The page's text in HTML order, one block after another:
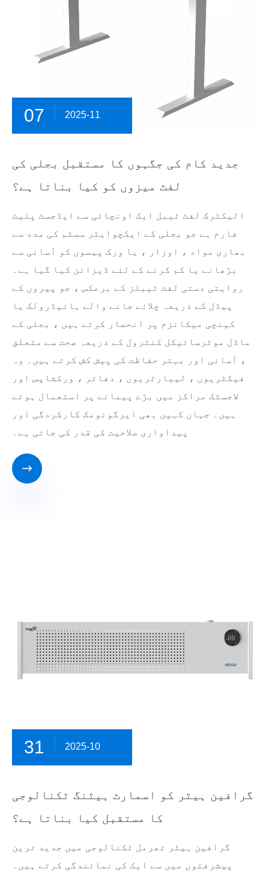
07 2025-11
جدید کام کی جگہوں کا مستقبل بجلی کی
لفٹ میزوں کو کیا بناتا ہے؟
الیکٹرک لفٹ ٹیبل ایک اونچائی سے ایڈجسٹ پلیٹ
فارم ہے جو بجلی کے ایکچوایٹر سسٹم کی مدد سے
بھاری مواد ، اوزار ، یا ورک پیسوں کو آسانی سے
بڑھانے یا کم کرنے کے لئے ڈیزائن کیا گیا ہے۔
روایتی دستی لفٹ ٹیبلز کے برعکس ، جو پیروں کے
پیڈل کے ذریعہ چلائے جانے والے ہائیڈرولک یا
کینچی میکانزم پر انحصار کرتے ہیں ، بجلی کے
ماڈل موٹرسائیکل کنٹرول کے ذریعہ صحت سے متعلق
، آسانی اور بہتر حفاظت کی پیش کش کرتے ہیں۔ وہ
فیکٹریوں ، لیبارٹریوں ، دفاتر ، ورکشاپس اور
لاجسٹک مراکز میں بڑے پیمانے پر استعمال ہوتے
ہیں۔ جہاں کہیں بھی ایرگونومک کارکردگی اور
پیداواری صلاحیت کی قدر کی جاتی ہے۔

31 2025-10
گرافین ہیٹر کو اسمارٹ ہیٹنگ ٹکنالوجی
کا مستقبل کیا بناتا ہے؟
گرافین ہیٹر تھرمل ٹکنالوجی میں جدید ترین
پیشرفتوں میں سے ایک کی نمائندگی کرتے ہیں۔